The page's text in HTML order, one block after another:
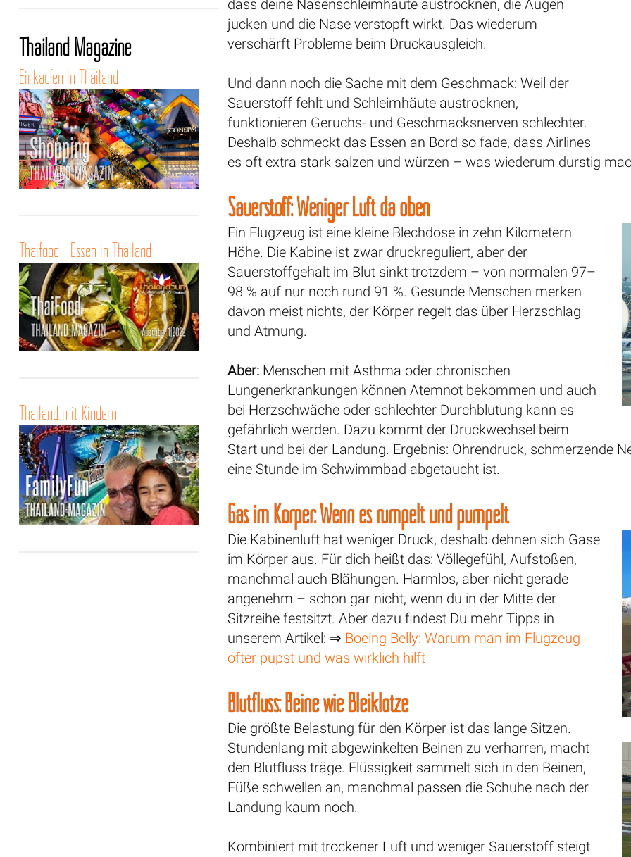
dass deine Nasenschleimhäute austrocknen, die Augen
jucken und die Nase verstopft wirkt. Das wiederum
verschärft Probleme beim Druckausgleich.
Und dann noch die Sache mit dem Geschmack: Weil der
Sauerstoff fehlt und Schleimhäute austrocknen,
funktionieren Geruchs- und Geschmacksnerven schlechter.
Deshalb schmeckt das Essen an Bord so fade, dass Airlines
es oft extra stark salzen und würzen – was wiederum durstig
Sauerstoff: Weniger Luft da oben
Ein Flugzeug ist eine kleine Blechdose in zehn Kilometern
Höhe. Die Kabine ist zwar druckreguliert, aber der
Sauerstoffgehalt im Blut sinkt trotzdem – von normalen 97–
98 % auf nur noch rund 91 %. Gesunde Menschen merken
davon meist nichts, der Körper regelt das über Herzschlag
und Atmung.
Aber: Menschen mit Asthma oder chronischen
Lungenerkrankungen können Atemnot bekommen und auch
bei Herzschwäche oder schlechter Durchblutung kann es
gefährlich werden. Dazu kommt der Druckwechsel beim
Start und bei der Landung. Ergebnis: Ohrendruck, schmerzende
eine Stunde im Schwimmbad abgetaucht ist.
Gas im Körper: Wenn es rumpelt und pumpelt
Die Kabinenluft hat weniger Druck, deshalb dehnen sich Gase
im Körper aus. Für dich heißt das: Völlegefühl, Aufstoßen,
manchmal auch Blähungen. Harmlos, aber nicht gerade
angenehm – schon gar nicht, wenn du in der Mitte der
Sitzreihe festsitzt. Aber dazu findest Du mehr Tipps in
unserem Artikel: ⇒ Boeing Belly: Warum man im Flugzeug
öfter pupst und was wirklich hilft
Blutfluss: Beine wie Bleiklötze
Die größte Belastung für den Körper ist das lange Sitzen.
Stundenlang mit abgewinkelten Beinen zu verharren, macht
den Blutfluss träge. Flüssigkeit sammelt sich in den Beinen,
Füße schwellen an, manchmal passen die Schuhe nach der
Landung kaum noch.
Kombiniert mit trockener Luft und weniger Sauerstoff steigt
Thailand Magazine
Einkaufen in Thailand
Thaifood - Essen in Thailand
Thailand mit Kindern